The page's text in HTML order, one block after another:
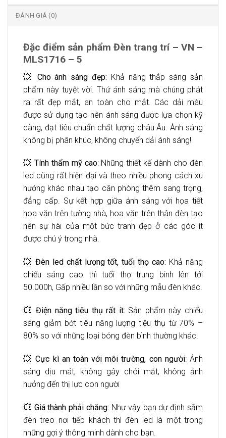
ĐÁNH GIÁ (0)
Đặc điểm sản phẩm Đèn trang trí – VN –
MLS1716 – 5
💥 Cho ánh sáng đẹp: Khả năng thắp sáng sản
phẩm này tuyệt vời. Thứ ánh sáng mà chúng phát
ra rất đẹp mắt, an toàn cho mắt. Các dải màu
được sử dụng tạo nên ánh sáng được lựa chọn kỹ
càng, đạt tiêu chuẩn chất lượng châu Âu. Ánh sáng
không bị phân khúc, không chuyển dải ánh sáng!
💥 Tính thẩm mỹ cao: Những thiết kế dành cho đèn
led cũng rất hiện đại và theo nhiều phong cách xu
hướng khác nhau tạo căn phòng thêm sang trọng,
đẳng cấp. Sự kết hợp giữa ánh sáng với họa tiết
hoa văn trên tường nhà, hoa văn trên thân đèn tạo
nên sự hài của một bức tranh đẹp ở các góc ít
được chú ý trong nhà.
💥 Đèn led chất lượng tốt, tuổi thọ cao: Khả năng
chiếu sáng cao thì tuổi thọ trung binh lên tới
50.000h, Gấp nhiều lần so với những mẫu đèn khác.
💥Điện năng tiêu thụ rất ít: Sản phẩm này chiếu
sáng giảm bớt tiêu năng lượng tiệu thụ từ 70% –
80% so với những loại bóng đèn bình thường khác.
💥 Cực kì an toàn với môi trường, con người: Ánh
sáng dịu mát, không gây chói mắt, không ảnh
hưởng đến thị lực con người
💥 Giá thành phải chăng: Như vậy bạn dự định sắm
đèn treo nơi tiếp khách thì đèn led là một trong
những gợi ý thông minh dành cho bạn.